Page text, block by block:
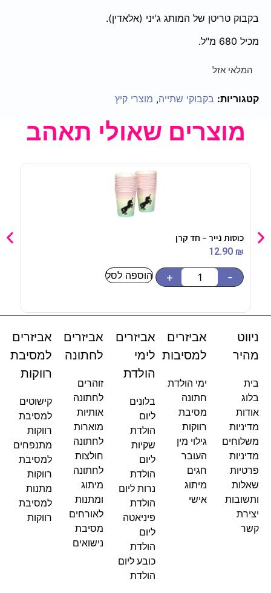
בקבוק טריטן של המותג ג'יני (אלאדין).
מכיל 680 מ"ל.
המלאי אזל
קטגוריות: בקבוקי שתייה, מוצרי קיץ
מוצרים שאולי תאהב
כוסות נייר – חד קרן
12.90 ₪
-
+ הוספה לסל
ניווט
מהיר
בית
בלוג
אודות
מדיניות
משלוחים
מדיניות
פרטיות
שאלות
ותשובות
יצירת
קשר
אביזרים
למסיבות
ימי הולדת
חתונה
מסיבת
רווקות
גילוי מין
העובר
חגים
מיתוג
אישי
אביזרים
לימי
הולדת
בלונים
ליום
הולדת
שקיות
ליום
הולדת
נרות ליום
הולדת
פיניאטה
ליום
הולדת
כובע ליום
הולדת
אביזרים
לחתונה
זוהרים
לחתונה
אותיות
מוארות
לחתונה
חולצות
לחתונה
מיתוג
ומתנות
לאורחים
מסיבת
נישואים
אביזרים
למסיבת
רווקות
קישוטים
למסיבת
רווקות
מתנפחים
למסיבת
רווקות
מתנות
למסיבת
רווקות